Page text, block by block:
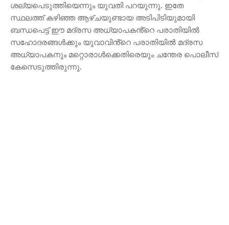
ശല്യപെടുത്തിയെന്നും യുവതി പറയുന്നു. ഇതേ
സ്ഥലത്ത് കഴിഞ്ഞ ആഴ്ചയുണ്ടായ അടിപിടിയുമായി
ബന്ധപെട്ട് ഈ മദ്രസ അധ്യാപകൻ്റെ പരാതിയിൽ
സഹോദരങ്ങൾക്കും യുവാവിൻ്റെ പരാതിയിൽ മദ്രസ
അധ്യാപകനും മറ്റൊരാൾക്കെതിരെയും ചന്തേര പൊലീസ്
കേസെടുത്തിരുന്നു.